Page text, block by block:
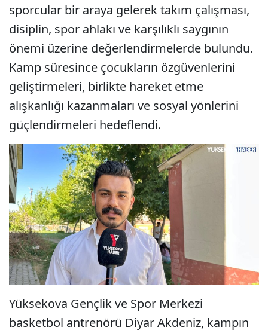
sporcular bir araya gelerek takım çalışması,
disiplin, spor ahlakı ve karşılıklı saygının
önemi üzerine değerlendirmelerde bulundu.
Kamp süresince çocukların özgüvenlerini
geliştirmeleri, birlikte hareket etme
alışkanlığı kazanmaları ve sosyal yönlerini
güçlendirmeleri hedeflendi.
Yüksekova Gençlik ve Spor Merkezi
basketbol antrenörü Diyar Akdeniz, kampın